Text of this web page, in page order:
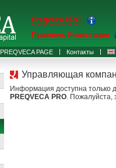
PREQVECA PAGE Контакты
Preqveca PRO
Привлечь Инвестиции
Управляющая
Информация доступна только
PREQVECA PRO. Пожалуйста,